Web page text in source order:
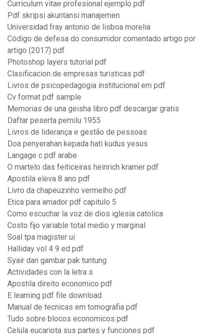
Curriculum vitae profesional ejemplo pdf
Pdf skripsi akuntansi manajemen
Universidad fray antonio de lisboa morelia
Código de defesa do consumidor comentado artigo por
artigo (2017) pdf
Photoshop layers tutorial pdf
Clasificacion de empresas turisticas pdf
Livros de psicopedagogia institucional em pdf
Cv format pdf sample
Memorias de una geisha libro pdf descargar gratis
Daftar peserta pemilu 1955
Livros de liderança e gestão de pessoas
Doa penyerahan kepada hati kudus yesus
Langage c pdf arabe
O martelo das feiticeiras heinrich kramer pdf
Apostila eleva 8 ano pdf
Livro da chapeuzinho vermelho pdf
Etica para amador pdf capitulo 5
Como escuchar la voz de dios iglesia catolica
Costo fijo variable total medio y marginal
Soal tpa magister ui
Halliday vol 4 9 ed pdf
Syair dan gambar pak tuntung
Actividades con la letra s
Apostila direito economico pdf
E learning pdf file download
Manual de tecnicas em tomografia pdf
Tudo sobre blocos economicos pdf
Celula eucariota sus partes y funciones pdf